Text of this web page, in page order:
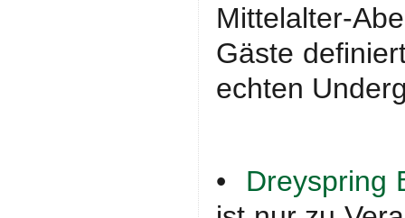
Mittelalter-
Gäste
echten
• Dreyspring